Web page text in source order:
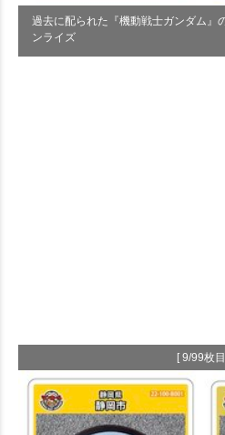
過去に配られた『機動戦士ガンダム』
ンライズ
[ 9/99枚